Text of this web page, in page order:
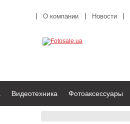
О компании Новости
Видеотехника Фотоаксессуары